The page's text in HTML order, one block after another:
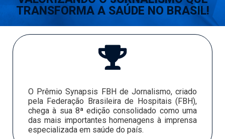
TRANSFORMA A SAÚDE NO BRASIL!
O Prêmio Synapsis FBH de Jornalismo, criado
pela Federação Brasileira de Hospitais (FBH),
chega à sua 8ª edição consolidado como uma
das mais importantes homenagens à imprensa
especializada em saúde do país.